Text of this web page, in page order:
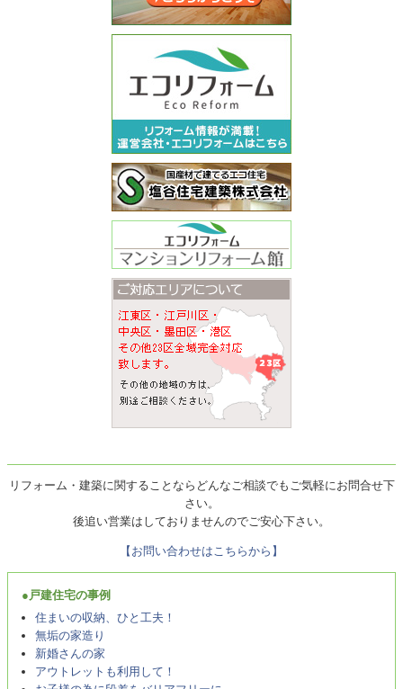
リフォーム・建築に関することならどんなご相談でもご気軽にお問合せ下
さい。
後追い営業はしておりませんのでご安心下さい。
【お問い合わせはこちらから】
●戸建住宅の事例
住まいの収納、ひと工夫！
無垢の家造り
新婚さんの家
アウトレットも利用して！